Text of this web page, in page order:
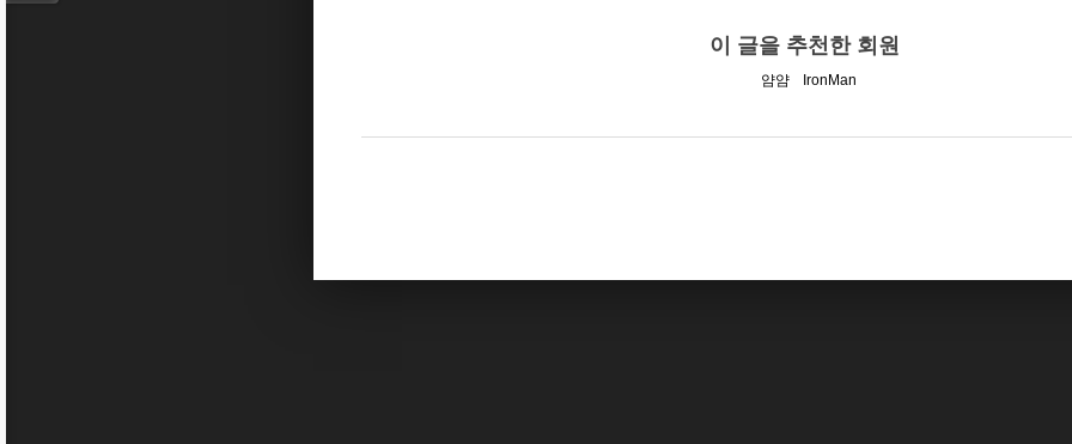
이 글을 추천한 회원
얌얌 IronMan